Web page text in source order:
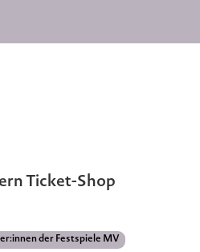
Ticket-Shop
der Festspiele MV